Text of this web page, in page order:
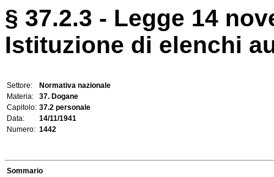
§ 37.2.3 - Legge 14
Istituzione di elenchi
Settore:
Normativa nazionale
Materia:
37. Dogane
Capitolo: 37.2 personale
Data:
14/11/1941
Numero: 1442
Sommario